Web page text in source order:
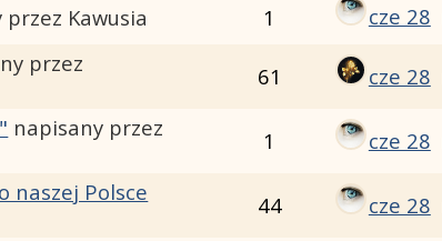
Kawusia 1 cze 28
przez
61 cze 28
napisany przez
1 cze 28
naszej Polsce
44 cze 28